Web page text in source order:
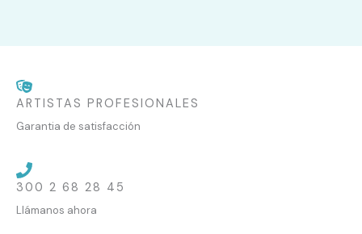
ARTISTAS PROFESIONALES
Garantia de satisfacción
300 2 68 28 45
Llámanos ahora